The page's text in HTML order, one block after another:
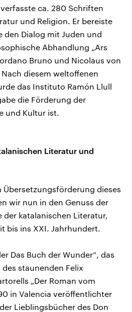
ca. 280 Schriften
und Religion. Er bereiste
den Dialog mit Juden und
Abhandlung „Ars
Bruno und Nicolaus von
diesem weltoffenen
das Instituto Ramón Llull
die Förderung der
und Kultur ist.
Literatur und
Übersetzungsförderung dieses
wir nun in den Genuss der
der katalanischen Literatur,
bis ins XXI. Jahrhundert.
Das Buch der Wunder“, das
staunenden Felix
„Der Roman vom
in Valencia veröffentlichter
Lieblingsbücher des Don